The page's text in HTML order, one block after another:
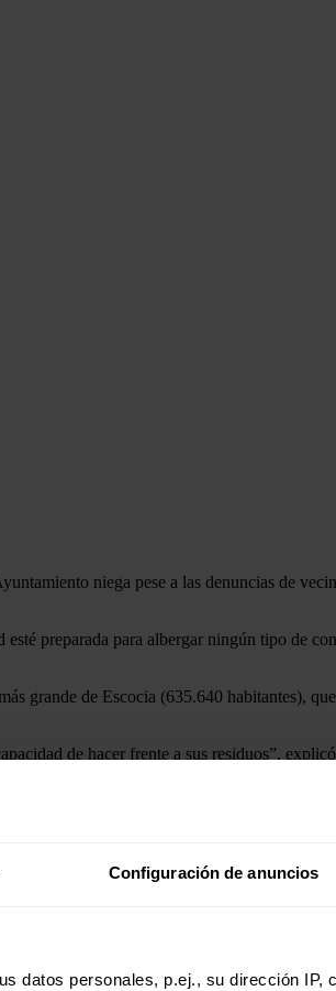
Configuración de anuncios
datos personales, p.ej., su dirección IP,
niega pese a las denuncias de
preparada para albergar ningún tipo de
grande de Escocia (635.640 habitantes),
de hacer frente a sus residuos”,
defendió en declaraciones a EFE que se
de euros) a la limpieza urbana, o “dos
de las calles, sin que no se
acusan a los representantes de los